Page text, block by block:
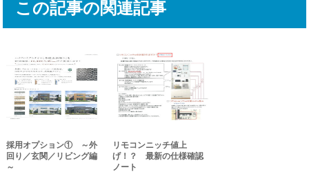
この記事の関連記事
採用オプション① ～外
回り／玄関／リビング編
～
リモコンニッチ値上
げ！？ 最新の仕様確認
ノート